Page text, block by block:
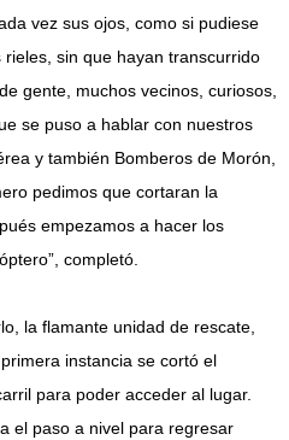
vez sus ojos, como si pudiese
sin que hayan transcurrido
gente, muchos vecinos, curiosos,
se puso a hablar con nuestros
y también Bomberos de Morón,
pedimos que cortaran la
empezamos a hacer los
completó.
la flamante unidad de rescate,
instancia se cortó el
para poder acceder al lugar.
el paso a nivel para regresar